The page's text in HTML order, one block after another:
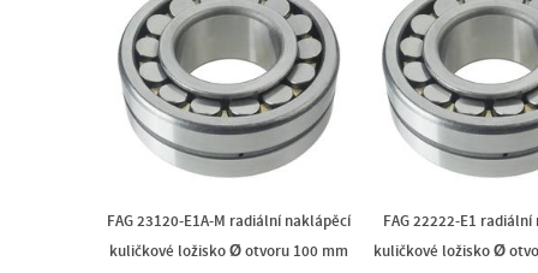
FAG 23120-E1A-M radiální naklápěcí
kuličkové ložisko Ø otvoru 100 mm
FAG 22222-E1
kuličkové ložisko Ø